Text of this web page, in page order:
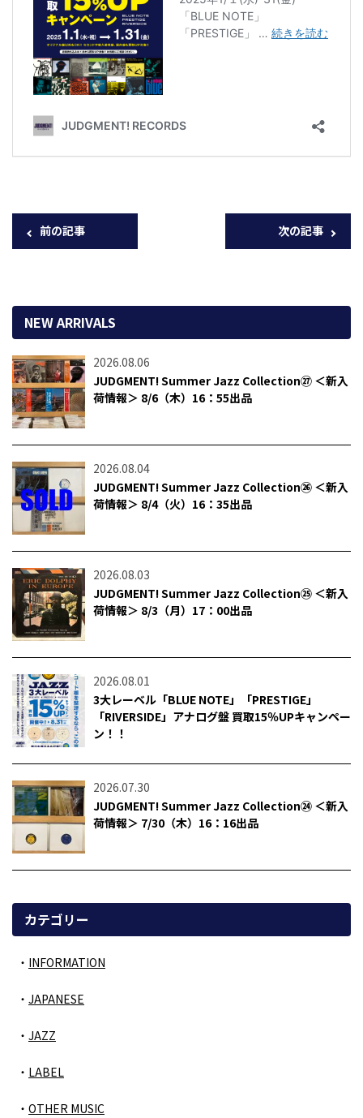
前の記事 次の記事
NEW ARRIVALS
2026.08.06
JUDGMENT! Summer Jazz Collection㉗ ＜新入
荷情報＞ 8/6（木）16：55出品
2026.08.04
JUDGMENT! Summer Jazz Collection㉖ ＜新入
荷情報＞ 8/4（火）16：35出品
2026.08.03
JUDGMENT! Summer Jazz Collection㉕ ＜新入
荷情報＞ 8/3（月）17：00出品
2026.08.01
3大レーベル「BLUE NOTE」「PRESTIGE」
「RIVERSIDE」アナログ盤 買取15％UPキャンペー
ン！！
2026.07.30
JUDGMENT! Summer Jazz Collection㉔ ＜新入
荷情報＞ 7/30（木）16：16出品
カテゴリー
INFORMATION
JAPANESE
JAZZ
LABEL
OTHER MUSIC